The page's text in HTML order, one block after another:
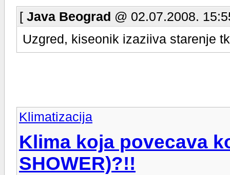
[ Java Beograd @ 02.07.2008.
Uzgred, kiseonik izaziiva starenje
Klimatizacija
Klima koja povecava
SHOWER)?!!